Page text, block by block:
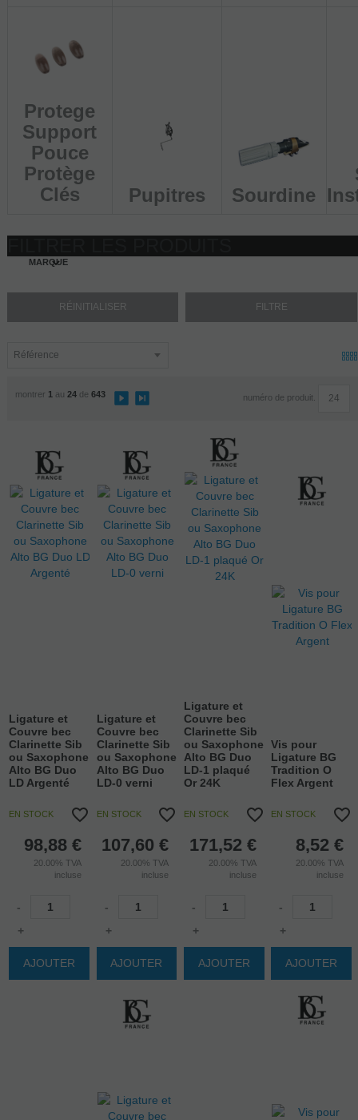
Protege
Support
Pouce
Protège
Clés
Pupitres Sourdine
MARQUE
montrer 1 au 24de 643 numéro de produit.
Ligature et
Couvre bec
Clarinette Sib
ou Saxophone
Alto BG Duo
LD Argenté
EN STOCK
98,88 €
20.00%TVA
incluse
-
+
AJOUTER
Ligature et
Couvre bec
Clarinette Sib
ou Saxophone
Alto BG Duo
LD-0 verni
EN STOCK
107,60 €
20.00%TVA
incluse
-
+
AJOUTER
Ligature et
Couvre bec
Clarinette Sib
ou Saxophone
Alto BG Duo
LD-1 plaqué
Or 24K
EN STOCK
171,52 €
20.00% TVA
incluse
-
+
AJOUTER
Vis pour
Ligature BG
Tradition O
Flex Argent
EN STOCK
8,52 €
20.00%TVA
incluse
-
+
AJOUTER